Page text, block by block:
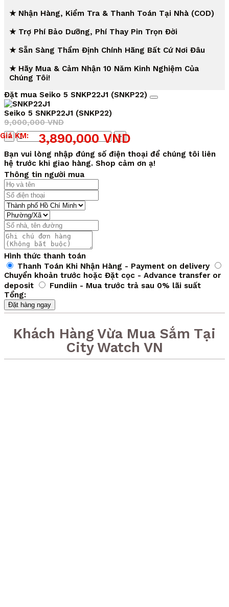
★ Nhận Hàng, Kiểm Tra & Thanh Toán Tại Nhà (COD)
★ Trợ Phí Bảo Dưỡng, Phí Thay Pin Trọn Đời
★ Sẵn Sàng Thẩm Định Chính Hãng Bất Cứ Nơi Đâu
★ Hãy Mua & Cảm Nhận 10 Năm Kinh Nghiệm Của
Chúng Tôi!
Đặt mua Seiko 5 SNKP22J1 (SNKP22)
Seiko 5 SNKP22J1 (SNKP22)
9,000,000VND
Giá
gốc
là:
9,000,000 VND.
3,890,000VND
Giá
hiện
tại
là:
3,890,000 VND.
Giá KM:
Số
lượng
Bạn vui lòng nhập đúng số điện thoại để chúng tôi liên
hệ trước khi giao hàng. Shop cảm ơn ạ!
Thông tin người mua
Hình thức thanh toán
Thanh Toán Khi Nhận Hàng - Payment on delivery
Chuyển khoản trước hoặc Đặt cọc - Advance transfer or
deposit
Fundiin - Mua trước trả sau 0% lãi suất
Tổng:
Đặt hàng ngay
Khách Hàng Vừa Mua Sắm Tại
City Watch VN